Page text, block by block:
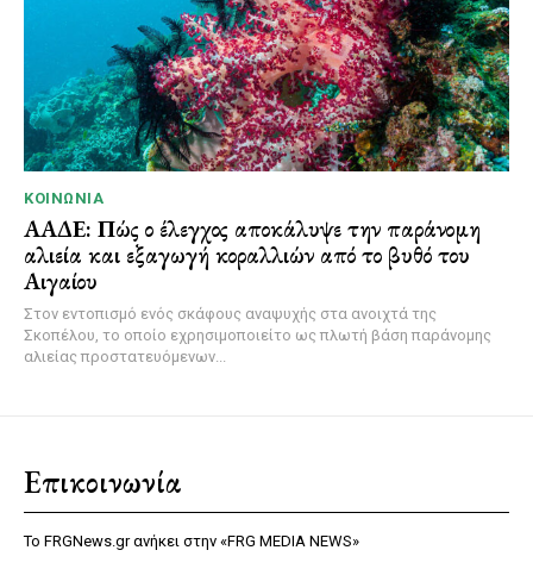
ΚΟΙΝΩΝΊΑ
ΑΑΔΕ: Πώς ο έλεγχος αποκάλυψε την παράνομη
αλιεία και εξαγωγή κοραλλιών από το βυθό του
Αιγαίου
Στον εντοπισμό ενός σκάφους αναψυχής στα ανοιχτά της
Σκοπέλου, το οποίο εχρησιμοποιείτο ως πλωτή βάση παράνομης
αλιείας προστατευόμενων...
Επικοινωνία
Το FRGNews.gr ανήκει στην «FRG MEDIA NEWS»